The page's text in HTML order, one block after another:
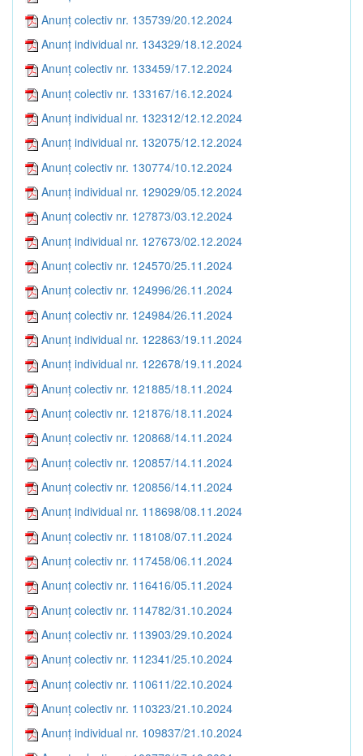
Anunț colectiv nr. 135739/20.12.2024
Anunț individual nr. 134329/18.12.2024
Anunț colectiv nr. 133459/17.12.2024
Anunț colectiv nr. 133167/16.12.2024
Anunț individual nr. 132312/12.12.2024
Anunț individual nr. 132075/12.12.2024
Anunț colectiv nr. 130774/10.12.2024
Anunț individual nr. 129029/05.12.2024
Anunț colectiv nr. 127873/03.12.2024
Anunț individual nr. 127673/02.12.2024
Anunț colectiv nr. 124570/25.11.2024
Anunț colectiv nr. 124996/26.11.2024
Anunț colectiv nr. 124984/26.11.2024
Anunț individual nr. 122863/19.11.2024
Anunț individual nr. 122678/19.11.2024
Anunț colectiv nr. 121885/18.11.2024
Anunț colectiv nr. 121876/18.11.2024
Anunț colectiv nr. 120868/14.11.2024
Anunț colectiv nr. 120857/14.11.2024
Anunț colectiv nr. 120856/14.11.2024
Anunț individual nr. 118698/08.11.2024
Anunț colectiv nr. 118108/07.11.2024
Anunț colectiv nr. 117458/06.11.2024
Anunț colectiv nr. 116416/05.11.2024
Anunț colectiv nr. 114782/31.10.2024
Anunț colectiv nr. 113903/29.10.2024
Anunț colectiv nr. 112341/25.10.2024
Anunț colectiv nr. 110611/22.10.2024
Anunț colectiv nr. 110323/21.10.2024
Anunț individual nr. 109837/21.10.2024